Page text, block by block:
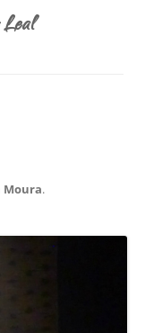
Leal
Moura.